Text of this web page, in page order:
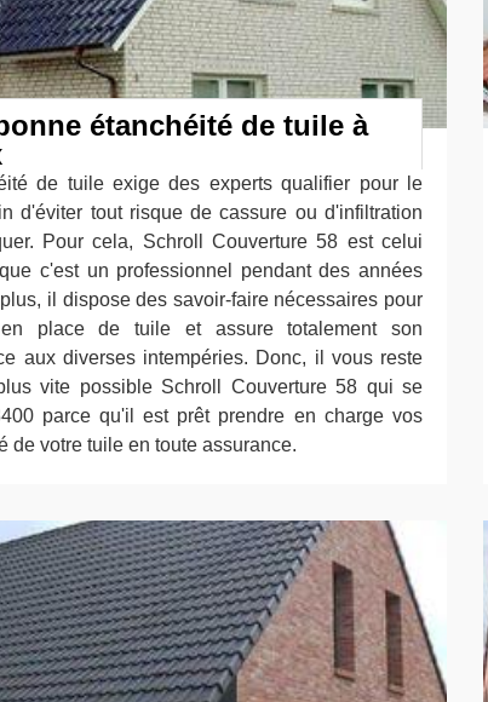
étanchéité de tuile à
de tuile exige des experts qualifier pour le
d'éviter tout risque de cassure ou d'infiltration
Pour cela, Schroll Couverture 58 est celui
c'est un professionnel pendant des années
il dispose des savoir-faire nécessaires pour
place de tuile et assure totalement son
aux diverses intempéries. Donc, il vous reste
vite possible Schroll Couverture 58 qui se
parce qu'il est prêt prendre en charge vos
de votre tuile en toute assurance.